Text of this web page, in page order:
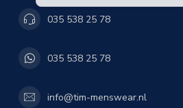
035 538 25 78
035 538 25 78
info@tim-menswear.nl